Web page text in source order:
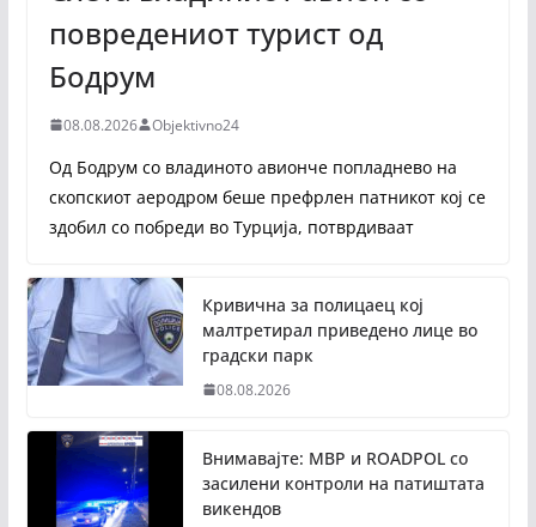
повредениот турист од
Бодрум
08.08.2026 Objektivno24
Од Бодрум со владиното авионче попладнево на
скопскиот аеродром беше префрлен патникот кој се
здобил со побреди во Турција, потврдиваат
Кривична за полицаец кој
малтретирал приведено лице во
градски парк
08.08.2026
Внимавајте: МВР и ROADPOL со
засилени контроли на патиштата
викендов